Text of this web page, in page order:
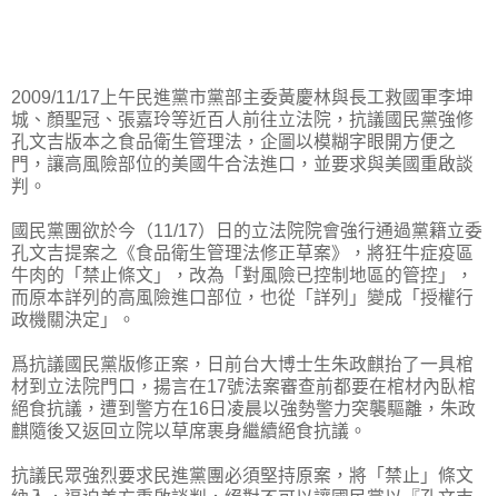
2009/11/17上午民進黨市黨部主委黃慶林與長工救國軍李坤
城、顏聖冠、張嘉玲等近百人前往立法院，抗議國民黨強修
孔文吉版本之食品衛生管理法，企圖以模糊字眼開方便之
門，讓高風險部位的美國牛合法進口，並要求與美國重啟談
判。
國民黨團欲於今（11/17）日的立法院院會強行通過黨籍立委
孔文吉提案之《食品衛生管理法修正草案》，將狂牛症疫區
牛肉的「禁止條文」，改為「對風險已控制地區的管控」，
而原本詳列的高風險進口部位，也從「詳列」變成「授權行
政機關決定」。
爲抗議國民黨版修正案，日前台大博士生朱政麒抬了一具棺
材到立法院門口，揚言在17號法案審查前都要在棺材內臥棺
絕食抗議，遭到警方在16日凌晨以強勢警力突襲驅離，朱政
麒隨後又返回立院以草席裹身繼續絕食抗議。
抗議民眾強烈要求民進黨團必須堅持原案，將「禁止」條文